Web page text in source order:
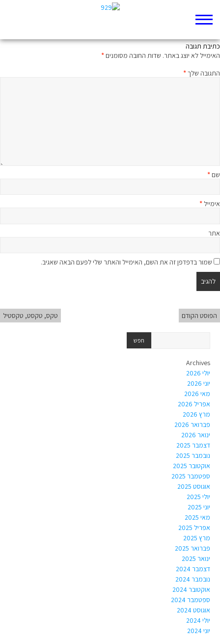
כתיבת תגובה
האימייל לא יוצג באתר. שדות החובה מסומנים*
התגובה שלך*
שם*
אימייל *
אתר
שמור בדפדפן זה את השם, האימייל והאתר שלי לפעם הבאה שאגיב.
הפוסט הקודם טקס, טקסט, טקסטיל
Archives
יולי 2026
יוני 2026
מאי 2026
אפריל 2026
מרץ 2026
פברואר 2026
ינואר 2026
דצמבר 2025
נובמבר 2025
אוקטובר 2025
ספטמבר 2025
אוגוסט 2025
יולי 2025
יוני 2025
מאי 2025
אפריל 2025
מרץ 2025
פברואר 2025
ינואר 2025
דצמבר 2024
נובמבר 2024
אוקטובר 2024
ספטמבר 2024
אוגוסט 2024
יולי 2024
יוני 2024